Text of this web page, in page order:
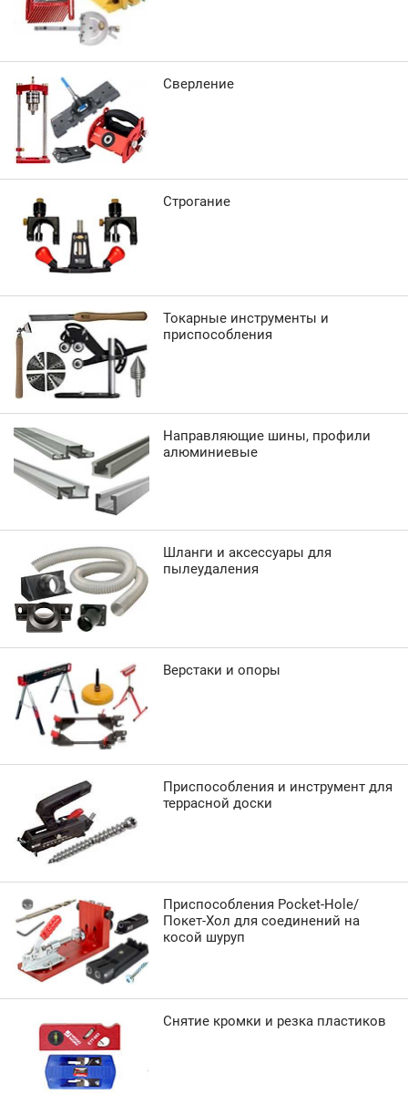
Сверление
Строгание
Токарные инструменты и
приспособления
Направляющие шины, профили
алюминиевые
Шланги и аксессуары для
пылеудаления
Верстаки и опоры
Приспособления и инструмент для
террасной доски
Приспособления Pocket-Hole/
Покет-Хол для соединений на
косой шуруп
Снятие кромки и резка пластиков